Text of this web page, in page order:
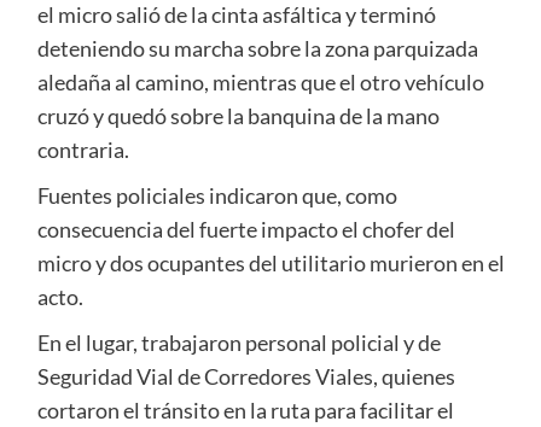
el micro salió de la cinta asfáltica y terminó
deteniendo su marcha sobre la zona parquizada
aledaña al camino, mientras que el otro vehículo
cruzó y quedó sobre la banquina de la mano
contraria.
Fuentes policiales indicaron que, como
consecuencia del fuerte impacto el chofer del
micro y dos ocupantes del utilitario murieron en el
acto.
En el lugar, trabajaron personal policial y de
Seguridad Vial de Corredores Viales, quienes
cortaron el tránsito en la ruta para facilitar el